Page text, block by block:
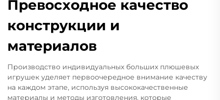
Превосходное качество
конструкции и
материалов
Производство индивидуальных больших плюшевых
игрушек уделяет первоочередное внимание качеству
на каждом этапе, используя высококачественные
материалы и методы изготовления, которые